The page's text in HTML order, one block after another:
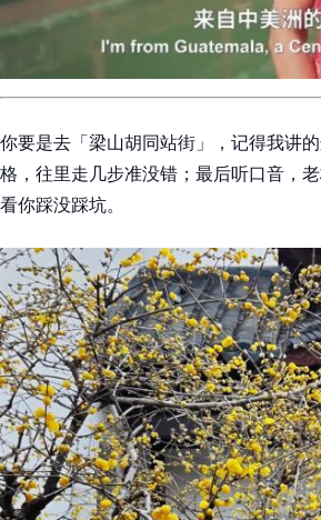
你要是去「梁山胡同站街」，记得我讲
格，往里走几步准没错；最后听口音，
看你踩没踩坑。